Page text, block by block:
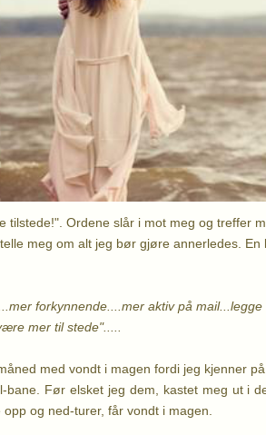
tilstede!". Ordene slår i mot meg og treffer
meg om alt jeg bør gjøre annerledes.
forkynnende....mer aktiv på
mer til stede".....
med vondt i magen fordi jeg kjenner
bane. Før elsket jeg dem, kastet meg ut i
og ned-turer, får vondt i magen.